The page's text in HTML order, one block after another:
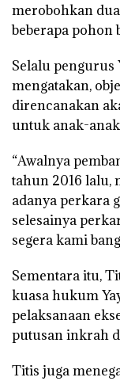
merobohkan
beberapa pohon
Selalu pengurus
mengatakan,
direncanakan
untuk anak-
“Awalnya
tahun 2016 lalu,
adanya perkara
selesainya
segera kami
Sementara itu,
kuasa hukum
pelaksanaan
putusan inkrah
Titis juga